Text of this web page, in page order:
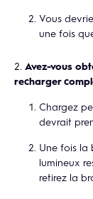
Vous
une fois
Avez-vous
recharger
Chargez
devrait
Une fois la
lumineux
retirez la